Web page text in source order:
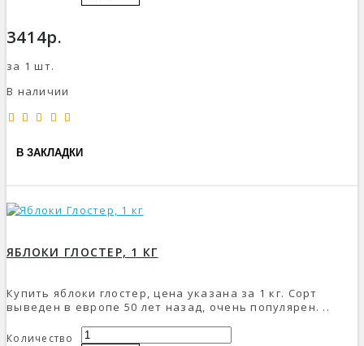
3414р.
за 1 шт.
В наличии
В ЗАКЛАДКИ
ЯБЛОКИ ГЛОСТЕР, 1 КГ
Купить яблоки глостер, цена указана за 1 кг. Сорт
выведен в европе 50 лет назад, очень популярен. ..
Количество